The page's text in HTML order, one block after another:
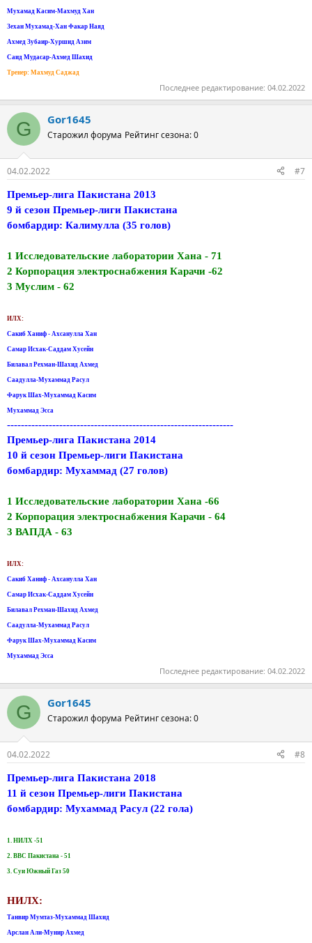
Мухамад Касим-Махмуд Хан
Зехан Мухамад-Хан Факар Наяд
Ахмед Зубаир-Хуршид Азим
Саид Мудасар-Ахмед Шахид
Тренер: Махмуд Саджад
Последнее редактирование: 04.02.2022
G Gor1645
Старожил форума Рейтинг сезона: 0
04.02.2022 #7
Премьер-лига Пакистана 2013
9 й сезон Премьер-лиги Пакистана
бомбардир: Калимулла (35 голов)
1 Исследовательские лаборатории Хана - 71
2 Корпорация электроснабжения Карачи -62
3 Муслим - 62
ИЛХ:
Сакиб Ханиф - Ахсанулла Хан
Самар Исхак-Саддам Хусейн
Билавал Рехман-Шахид Ахмед
Саадулла-Мухаммад Расул
Фарук Шах-Мухаммад Касим
Мухаммад Эсса
-----------------------------------------------------------------
Премьер-лига Пакистана 2014
10 й сезон Премьер-лиги Пакистана
бомбардир: Мухаммад (27 голов)
1 Исследовательские лаборатории Хана -66
2 Корпорация электроснабжения Карачи - 64
3 ВАПДА - 63
ИЛХ:
Сакиб Ханиф - Ахсанулла Хан
Самар Исхак-Саддам Хусейн
Билавал Рехман-Шахид Ахмед
Саадулла-Мухаммад Расул
Фарук Шах-Мухаммад Касим
Мухаммад Эсса
Последнее редактирование: 04.02.2022
G Gor1645
Старожил форума Рейтинг сезона: 0
04.02.2022 #8
Премьер-лига Пакистана 2018
11 й сезон Премьер-лиги Пакистана
бомбардир: Мухаммад Расул (22 гола)
1. НИЛХ -51
2. ВВС Пакистана - 51
3. Суи Южный Газ 50
НИЛХ:
Танвир Мумтаз-Мухаммад Шахид
Арслан Али-Мунир Ахмед